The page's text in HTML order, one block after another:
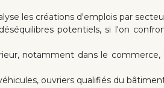
les créations d'emplois par
potentiels, si l'on
notamment dans le
ouvriers qualifiés du